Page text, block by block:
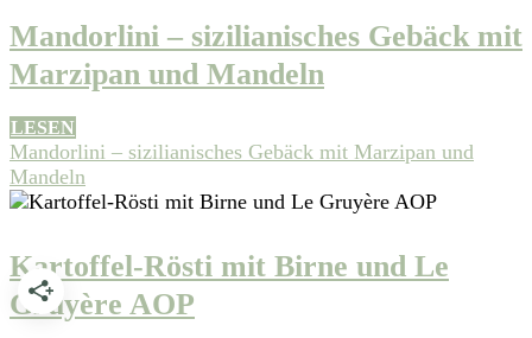
Mandorlini – sizilianisches Gebäck mit
Marzipan und Mandeln
LESEN
Mandorlini – sizilianisches Gebäck mit Marzipan und
Mandeln
Kartoffel-Rösti mit Birne und Le
Gruyère AOP